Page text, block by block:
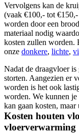
Vervolgens kan de
(vaak €100,- tot
worden door een
materiaal nodig
kosten zullen worden.
onze donkere, lichte,
Nadat de draagvloer
storten. Aangezien er
worden is het ook
worden. We kunnen
kan gaan kosten,
Kosten houten
vloerverwarming